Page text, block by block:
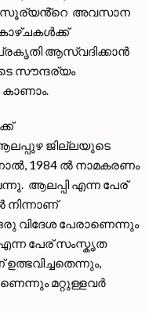
സൂര്യൻ്റെ അവസാന
ആസ്വദിക്കാൻ
സൗന്ദര്യം
കാണാം.
ആലപ്പുഴ ജില്ലയുടെ
1984 ൽ നാമകരണം
ആലപ്പി എന്ന പേര്
നിന്നാണ്
വിദേശ പേരാണെന്നും
എന്ന പേര് സംസ്കൃത
മറ്റുള്ളവർ